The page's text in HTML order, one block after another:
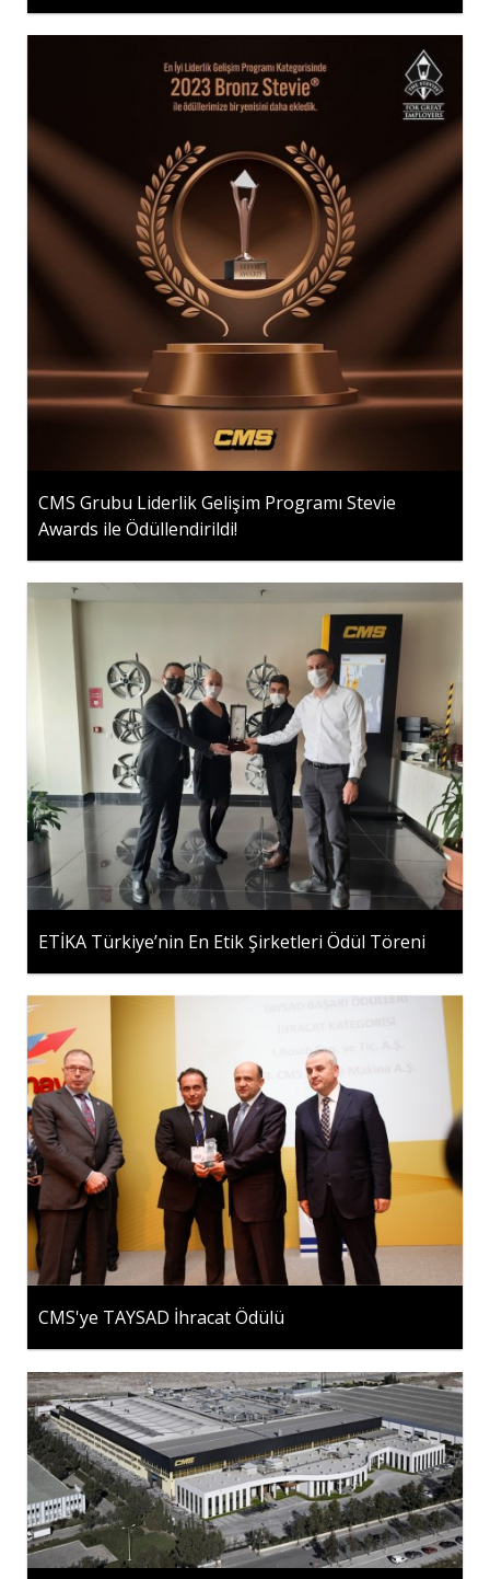
CMS Grubu Liderlik Gelişim Programı Stevie
Awards ile Ödüllendirildi!
ETİKA Türkiye’nin En Etik Şirketleri Ödül Töreni
CMS'ye TAYSAD İhracat Ödülü